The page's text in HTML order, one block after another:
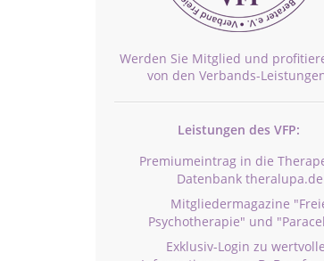
Werden Sie Mitglied und
von den Verbands-
Leistungen des VFP:
Premiumeintrag in die
Datenbank theralupa.de
Mitgliedermagazine
Psychotherapie" und
Exklusiv-Login zu